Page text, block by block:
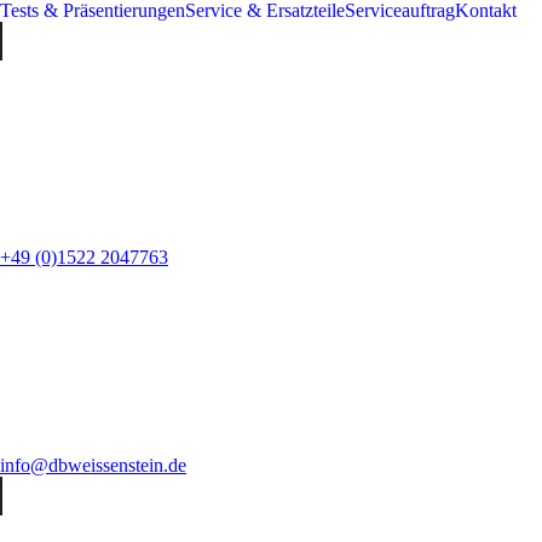
Tests & PräsentierungenService & ErsatzteileServiceauftragKontakt
+49 (0)1522 2047763
info@dbweissenstein.de